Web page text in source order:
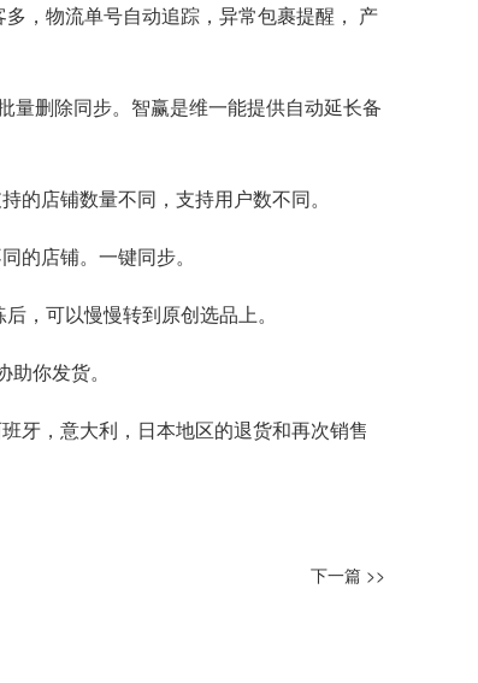
，物流单号自动追踪，异常包裹提醒， 产
量删除同步。智赢是维一能提供自动延长备
店铺数量不同，支持用户数不同。
的店铺。一键同步。
，可以慢慢转到原创选品上。
你发货。
牙，意大利，日本地区的退货和再次销售
下一篇 >>